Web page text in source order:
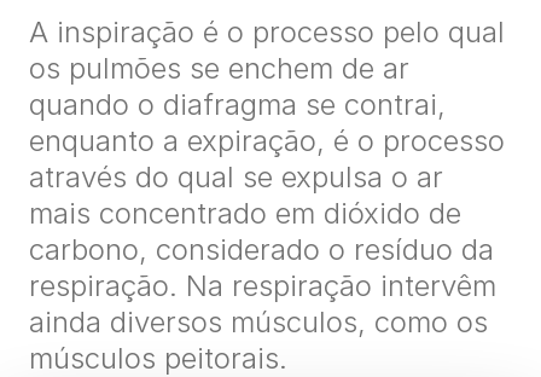
A inspiração é o processo pelo qual
os pulmões se enchem de ar
quando o diafragma se contrai,
enquanto a expiração, é o processo
através do qual se expulsa o ar
mais concentrado em dióxido de
carbono, considerado o resíduo da
respiração. Na respiração intervêm
ainda diversos músculos, como os
músculos peitorais.